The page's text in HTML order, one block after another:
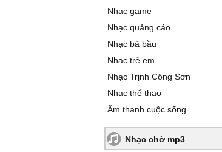
Nhạc game
Nhạc quảng cáo
Nhạc bà bầu
Nhạc trẻ em
Nhạc Trịnh Công Sơn
Nhạc thể thao
Âm thanh cuộc sống
Nhạc chờ mp3